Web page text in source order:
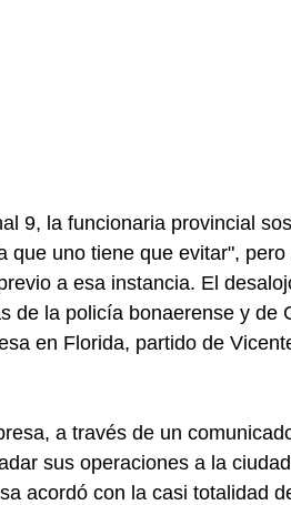
9, la funcionaria provincial
que uno tiene que evitar",
a esa instancia. El
de la policía bonaerense y de
en Florida, partido de
a través de un
sus operaciones a la
acordó con la casi totalidad